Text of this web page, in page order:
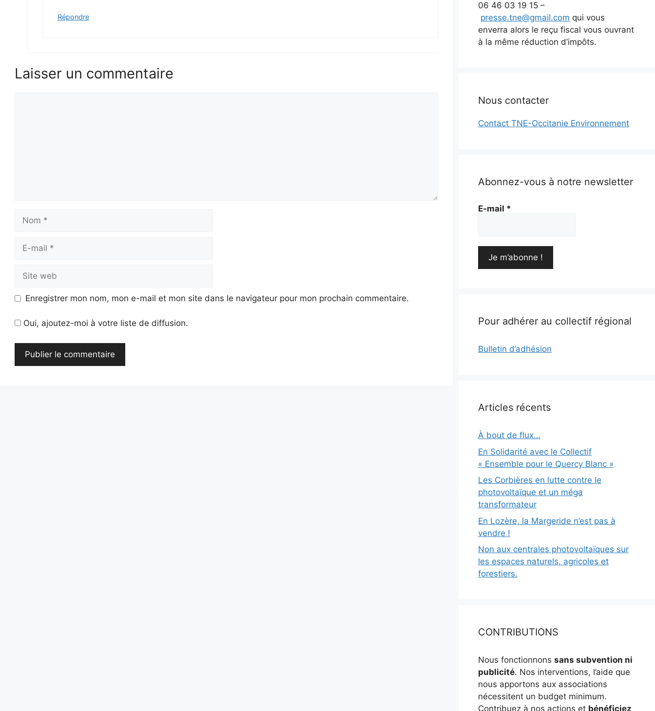
Répondre
Laisser un commentaire
Nom
Site
web
Enregistrer mon nom, mon e-mail et mon site dans le navigateur pour mon prochain commentaire.
Oui, ajoutez-moi à votre liste de diffusion.
06 46 03 19 15 –
presse.tne@gmail.com qui vous
enverra alors le reçu fiscal vous ouvrant
à la même réduction d’impôts.
Nous contacter
Contact TNE-Occitanie Environnement
Abonnez-vous à notre newsletter
E-mail *
Pour adhérer au collectif régional
Bulletin d’adhésion
Articles récents
À bout de flux…
En Solidarité avec le Collectif
« Ensemble pour le Quercy Blanc »
Les Corbières en lutte contre le
photovoltaïque et un méga
transformateur
En Lozère, la Margeride n’est pas à
vendre !
Non aux centrales photovoltaïques sur
les espaces naturels, agricoles et
forestiers.
CONTRIBUTIONS
Nous fonctionnons sans subvention ni
publicité. Nos interventions, l’aide que
nous apportons aux associations
nécessitent un budget minimum.
Contribuez à nos actions et bénéficiez